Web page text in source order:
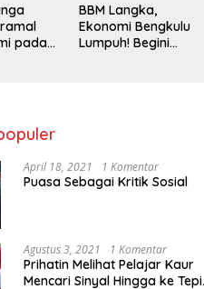
pada
BBM Langka,
Ekonomi Bengkulu
Lumpuh! Begini
April 18, 2021 1 Komentar
Puasa Sebagai Kritik Sosial
Agustus 3, 2021 1 Komentar
Prihatin Melihat Pelajar Kaur
Mencari Sinyal Hingga ke Tepi